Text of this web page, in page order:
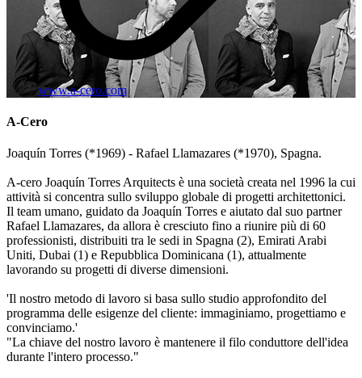
www.a-cero.com
A-Cero
Joaquín Torres (*1969) - Rafael Llamazares (*1970), Spagna.
A-cero Joaquín Torres Arquitects è una società creata nel 1996 la cui
attività si concentra sullo sviluppo globale di progetti architettonici.
Il team umano, guidato da Joaquín Torres e aiutato dal suo partner
Rafael Llamazares, da allora è cresciuto fino a riunire più di 60
professionisti, distribuiti tra le sedi in Spagna (2), Emirati Arabi
Uniti, Dubai (1) e Repubblica Dominicana (1), attualmente
lavorando su progetti di diverse dimensioni.
'Il nostro metodo di lavoro si basa sullo studio approfondito del
programma delle esigenze del cliente: immaginiamo, progettiamo e
convinciamo.'
"La chiave del nostro lavoro è mantenere il filo conduttore dell'idea
durante l'intero processo."